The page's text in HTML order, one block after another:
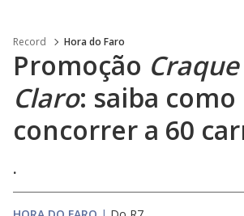
Record Hora do Faro
Promoção
Claro: saiba como
concorrer a 60
.